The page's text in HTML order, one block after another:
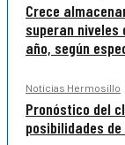
Crece
superan
año, según
Noticias Hermosillo
Pronóstico del
posibilidades